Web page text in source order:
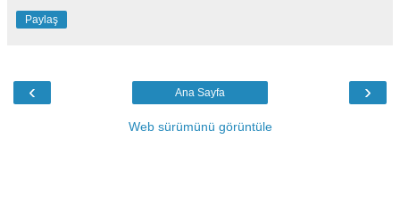
Paylaş
‹ ›
Ana Sayfa
Web sürümünü görüntüle